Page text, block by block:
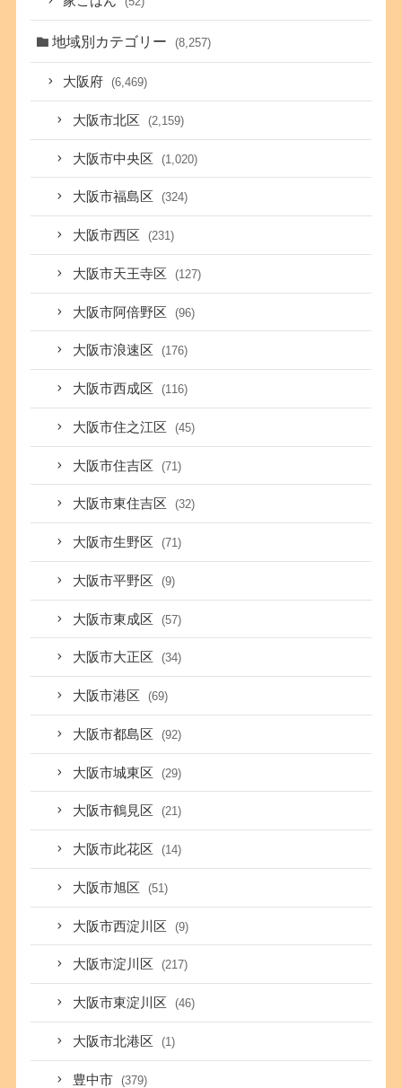
地域別カテゴリー (8,257)
大阪府 (6,469)
大阪市北区 (2,159)
大阪市中央区 (1,020)
大阪市福島区 (324)
大阪市西区 (231)
大阪市天王寺区 (127)
大阪市阿倍野区 (96)
大阪市浪速区 (176)
大阪市西成区 (116)
大阪市住之江区 (45)
大阪市住吉区 (71)
大阪市東住吉区 (32)
大阪市生野区 (71)
大阪市平野区 (9)
大阪市東成区 (57)
大阪市大正区 (34)
大阪市港区 (69)
大阪市都島区 (92)
大阪市城東区 (29)
大阪市鶴見区 (21)
大阪市此花区 (14)
大阪市旭区 (51)
大阪市西淀川区 (9)
大阪市淀川区 (217)
大阪市東淀川区 (46)
大阪市北港区 (1)
豊中市 (379)